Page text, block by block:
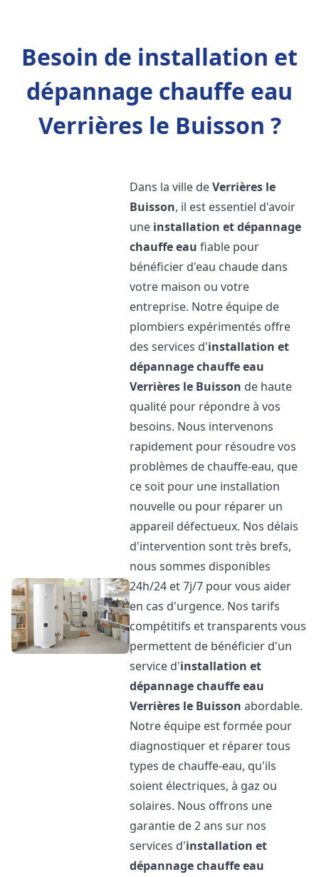
Besoin de installation et
dépannage chauffe eau
Verrières le Buisson ?
Dans la ville deVerrières le
Buisson, il est essentiel d'avoir
une installation et dépannage
chauffe eau fiable pour
bénéficier d'eau chaude dans
votre maison ou votre
entreprise. Notre équipe de
plombiers expérimentés offre
des services d'installation et
dépannage chauffe eau
Verrières le Buisson de haute
qualité pour répondre à vos
besoins. Nous intervenons
rapidement pour résoudre vos
problèmes de chauffe-eau, que
ce soit pour une installation
nouvelle ou pour réparer un
appareil défectueux. Nos délais
d'intervention sont très brefs,
nous sommes disponibles
24h/24 et 7j/7 pour vous aider
en cas d'urgence. Nos tarifs
compétitifs et transparents vous
permettent de bénéficier d'un
service d'installation et
dépannage chauffe eau
Verrières le Buisson abordable.
Notre équipe est formée pour
diagnostiquer et réparer tous
types de chauffe-eau, qu'ils
soient électriques, à gaz ou
solaires. Nous offrons une
garantie de 2 ans sur nos
services d'installation et
dépannage chauffe eau